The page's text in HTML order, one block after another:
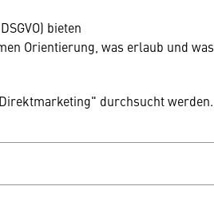
bieten
Orientierung, was erlaub und was
durchsucht werden.